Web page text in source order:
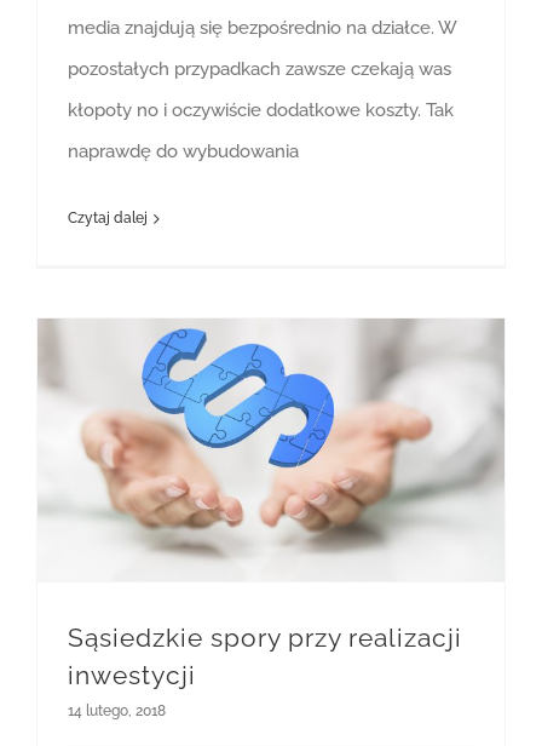
media znajdują się bezpośrednio na działce. W
pozostałych przypadkach zawsze czekają was
kłopoty no i oczywiście dodatkowe koszty. Tak
naprawdę do wybudowania
Czytaj dalej
Sąsiedzkie spory przy realizacji
inwestycji
14 lutego, 2018